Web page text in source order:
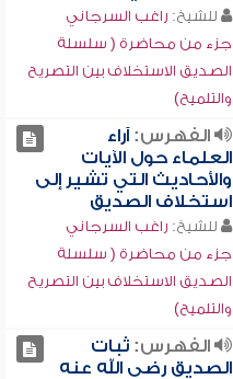
للشيخ: راغب السرجاني
جزء من محاضرة ( سلسلة
الصديق الاستخلاف بين التصريح
والتلميح)
الفهرس:آراء
العلماء حول الآيات
والأحاديث التي تشير إلى
استخلاف الصديق
للشيخ: راغب السرجاني
جزء من محاضرة ( سلسلة
الصديق الاستخلاف بين التصريح
والتلميح)
الفهرس:ثبات
الصديق رضي الله عنه